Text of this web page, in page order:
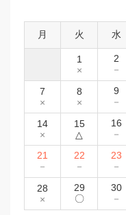
月 火 水
1
×
2
－
7
×
8
×
9
－
14
×
15
△
16
－
21
－
22
－
23
－
28
×
29
〇
30
－